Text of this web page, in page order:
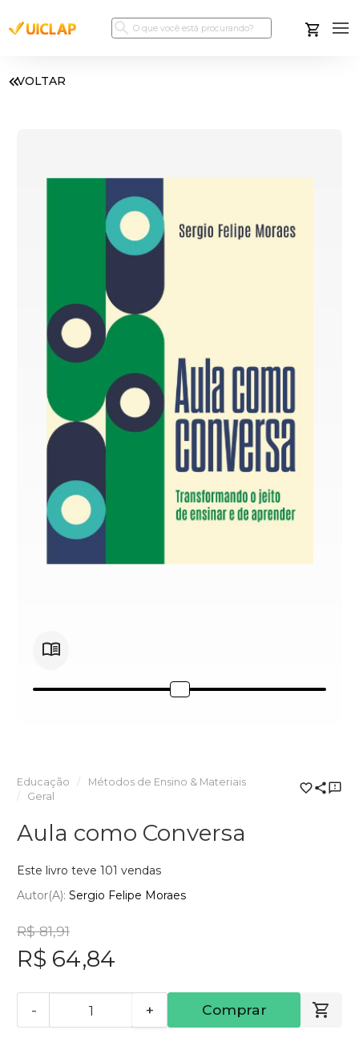
VOLTAR
Educação
Métodos de Ensino & Materiais
Geral
Aula como Conversa
Este livro teve 101 vendas
Autor(a): Sergio Felipe Moraes
R$ 81,91
R$ 64,84
- + Comprar